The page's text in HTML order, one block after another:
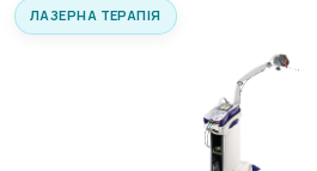
ЛАЗЕРНА ТЕРАПІЯ